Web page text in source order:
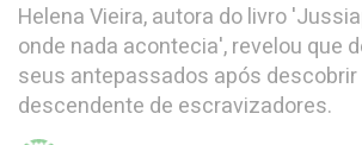
Helena Vieira, autora do livro
onde nada acontecia', revelou que
seus antepassados após descobrir
descendente de escravizadores.